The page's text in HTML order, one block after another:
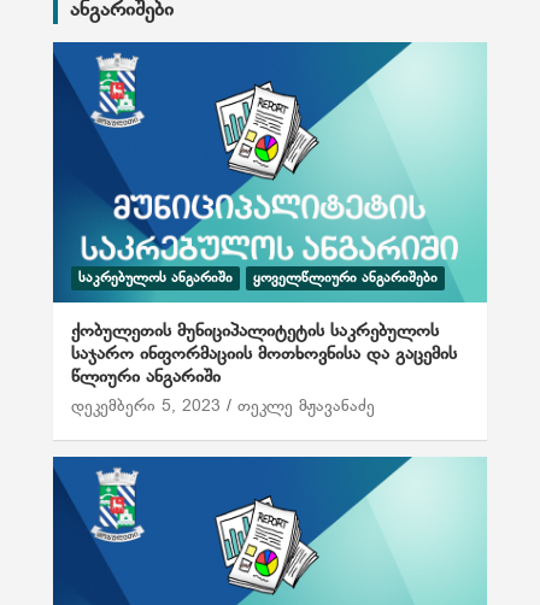
ანგარიშები
ᲡᲐᲙᲠᲔᲑᲣᲚᲝᲡ ᲐᲜᲒᲐᲠᲘᲨᲘ ᲧᲝᲕᲔᲚᲬᲚᲘᲣᲠᲘ ᲐᲜᲒᲐᲠᲘᲨᲔᲑᲘ
ქობულეთის მუნიციპალიტეტის საკრებულოს
საჯარო ინფორმაციის მოთხოვნისა და გაცემის
წლიური ანგარიში
დეკემბერი 5, 2023 თეკლე მჟავანაძე